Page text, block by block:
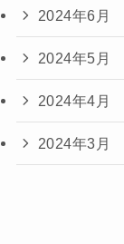
2024年6月
2024年5月
2024年4月
2024年3月